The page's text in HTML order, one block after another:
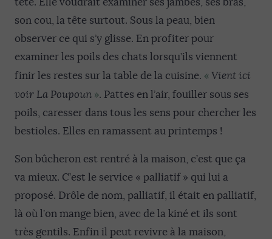
son cou, la tête surtout. Sous la peau, bien
observer ce qui s’y glisse. En profiter pour
examiner les poils des chats lorsqu’ils viennent
finir les restes sur la table de la cuisine. « Vient ici
voir La Poupoun ». Pattes en l’air, fouiller sous ses
poils, caresser dans tous les sens pour chercher les
bestioles. Elles en ramassent au printemps !
Son bûcheron est rentré à la maison, c’est que ça
va mieux. C’est le service « palliatif » qui lui a
proposé. Drôle de nom, palliatif, il était en palliatif,
là où l’on mange bien, avec de la kiné et ils sont
très gentils. Enfin il peut revivre à la maison,